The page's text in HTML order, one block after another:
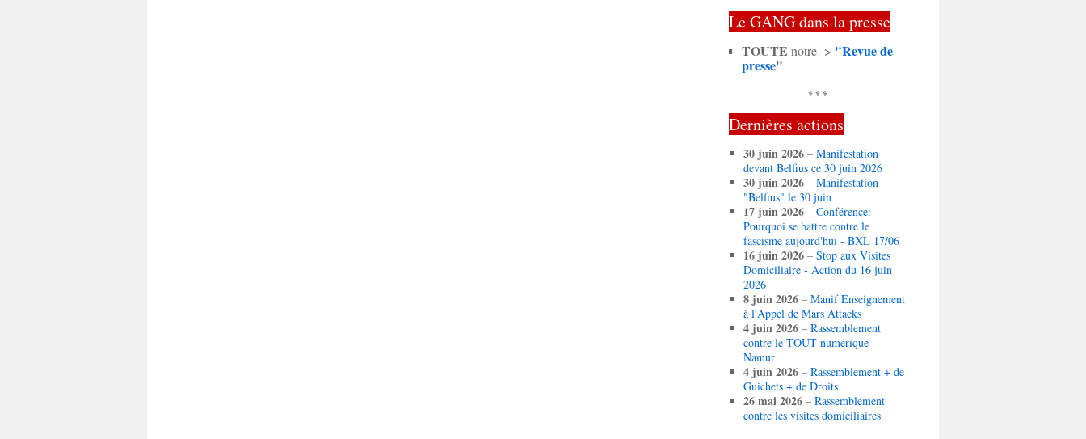
Le GANG dans la presse
TOUTE notre -> "Revue de
presse"
* * *
Dernières actions
30 juin 2026 –Manifestation
devant Belfius ce 30 juin 2026
30 juin 2026 –Manifestation
"Belfius" le 30 juin
17 juin 2026 –Conférence:
Pourquoi se battre contre le
fascisme aujourd'hui - BXL 17/06
16 juin 2026 –Stop aux Visites
Domiciliaire - Action du 16 juin
2026
8 juin 2026 –Manif Enseignement
à l'Appel de Mars Attacks
4 juin 2026 –Rassemblement
contre le TOUT numérique -
Namur
4 juin 2026 –Rassemblement + de
Guichets + de Droits
26 mai 2026 –Rassemblement
contre les visites domiciliaires